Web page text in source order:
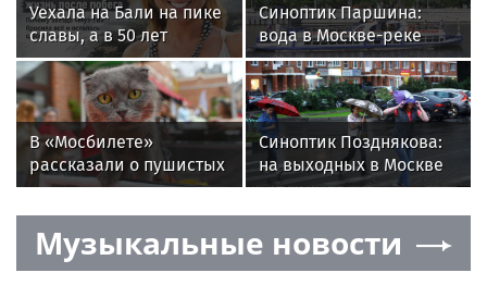
Уехала на Бали на пике
славы, а в 50 лет
выпустила книгу и
осталась одна: как
сложилась жизнь
ведущей «Муз-ТВ»
Дарьи Субботиной
Синоптик Паршина:
вода в Москве-реке
прогрелась до
значений моря в Крыму
В «Мосбилете»
рассказали о пушистых
обитателях столичных
Синоптик Позднякова:
на выходных в Москве
ожидаются дожди
Музыкальные новости